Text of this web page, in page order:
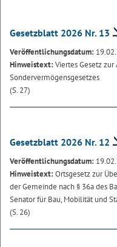
Gesetzblatt 2026 Nr. 13
Veröffentlichungsdatum:
Hinweistext:Viertes Gesetz
Sondervermögensgesetzes
(S. 27)
Gesetzblatt 2026 Nr. 12
Veröffentlichungsdatum:
Hinweistext:Ortsgesetz zur
der Gemeinde nach § 36a des
Senator für Bau, Mobilität und
(S. 26)